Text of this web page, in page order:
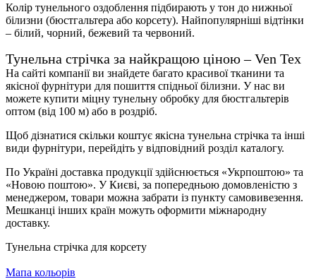
Колір тунельного оздоблення підбирають у тон до нижньої
білизни (бюстгальтера або корсету). Найпопулярніші відтінки
– білий, чорний, бежевий та червоний.
Тунельна стрічка за найкращою ціною – Ven Tex
На сайті компанії ви знайдете багато красивої тканини та
якісної фурнітури для пошиття спідньої білизни. У нас ви
можете купити міцну тунельну обробку для бюстгальтерів
оптом (від 100 м) або в роздріб.
Щоб дізнатися скільки коштує якісна тунельна стрічка та інші
види фурнітури, перейдіть у відповідний розділ каталогу.
По Україні доставка продукції здійснюється «Укрпоштою» та
«Новою поштою». У Києві, за попередньою домовленістю з
менеджером, товари можна забрати із пункту самовивезення.
Мешканці інших країн можуть оформити міжнародну
доставку.
Тунельна стрічка для корсету
Мапа кольорів